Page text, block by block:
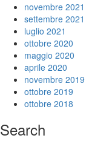
novembre 2021
settembre 2021
luglio 2021
ottobre 2020
maggio 2020
aprile 2020
novembre 2019
ottobre 2019
ottobre 2018
Search